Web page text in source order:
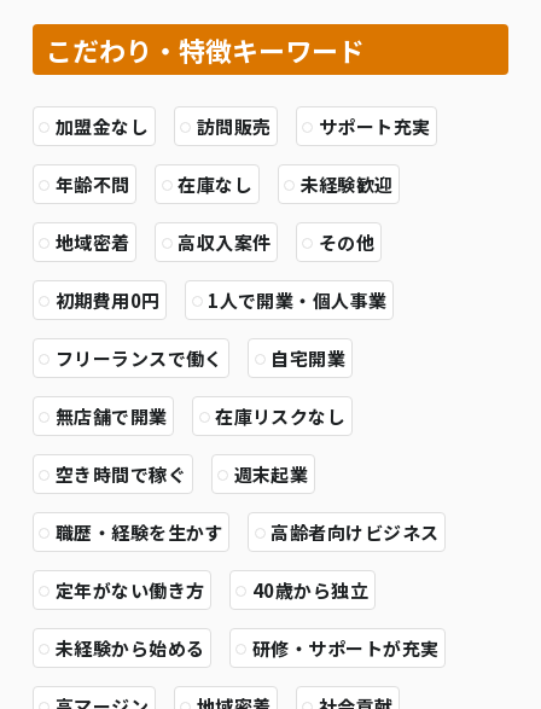
こだわり・特徴キーワード
加盟金なし 訪問販売 サポート充実
年齢不問 在庫なし 未経験歓迎
地域密着 高収入案件 その他
初期費用0円 1人で開業・個人事業
フリーランスで働く 自宅開業
無店舗で開業 在庫リスクなし
空き時間で稼ぐ 週末起業
職歴・経験を生かす 高齢者向けビジネス
定年がない働き方 40歳から独立
未経験から始める 研修・サポートが充実